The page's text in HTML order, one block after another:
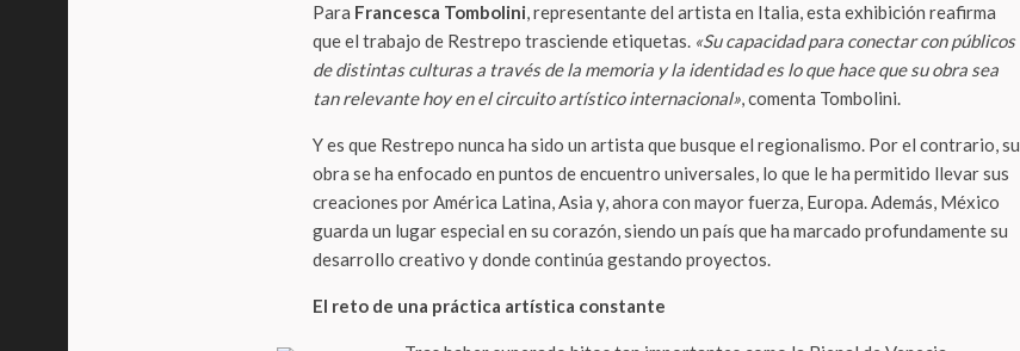
Para Francesca Tombolini, representante del artista en Italia, esta exhibición reafirma
que el trabajo de Restrepo trasciende etiquetas. «Su capacidad para conectar con públicos
de distintas culturas a través de la memoria y la identidad es lo que hace que su obra sea
tan relevante hoy en el circuito artístico internacional», comenta Tombolini.
Y es que Restrepo nunca ha sido un artista que busque el regionalismo. Por el contrario, su
obra se ha enfocado en puntos de encuentro universales, lo que le ha permitido llevar sus
creaciones por América Latina, Asia y, ahora con mayor fuerza, Europa. Además, México
guarda un lugar especial en su corazón, siendo un país que ha marcado profundamente su
desarrollo creativo y donde continúa gestando proyectos.
El reto de una práctica artística constante